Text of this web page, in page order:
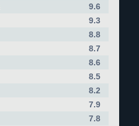
9.6
9.3
8.8
8.7
8.6
8.5
8.2
7.9
7.8